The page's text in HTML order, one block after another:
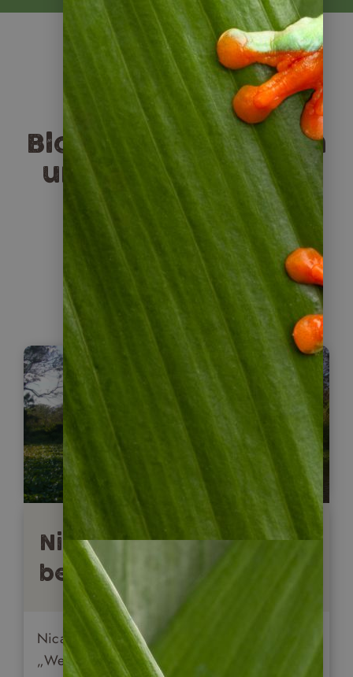
Weitere Infos
Blogartikel rund um
unsere Nicaragua
Reisen
Nicaragua individuell
bereisen
Nicaragua individuell zu bereisen ist ohne
„Wenn und Aber“ die beste Art. Gerade für